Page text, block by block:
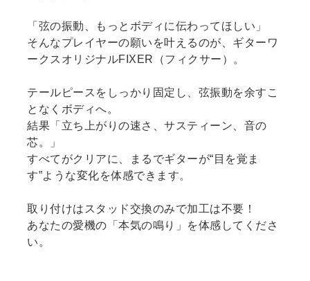
「弦の振動、もっとボディに伝わってほしい」
そんなプレイヤーの願いを叶えるのが、ギターワ
ークスオリジナルFIXER（フィクサー）。
テールピースをしっかり固定し、弦振動を余すこ
となくボディへ。
結果「立ち上がりの速さ、サスティーン、音の
芯。」
すべてがクリアに、まるでギターが“目を覚ま
す”ような変化を体感できます。
取り付けはスタッド交換のみで加工は不要！
あなたの愛機の「本気の鳴り」を体感してくださ
い。